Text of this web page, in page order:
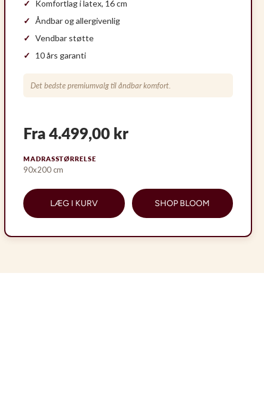
Komfortlag i latex, 16 cm
Åndbar og allergivenlig
Vendbar støtte
10 års garanti
Det bedste premiumvalg til åndbar komfort.
Fra 4.499,00 kr
MADRASSTØRRELSE
90x200 cm
LÆG I KURV SHOP BLOOM